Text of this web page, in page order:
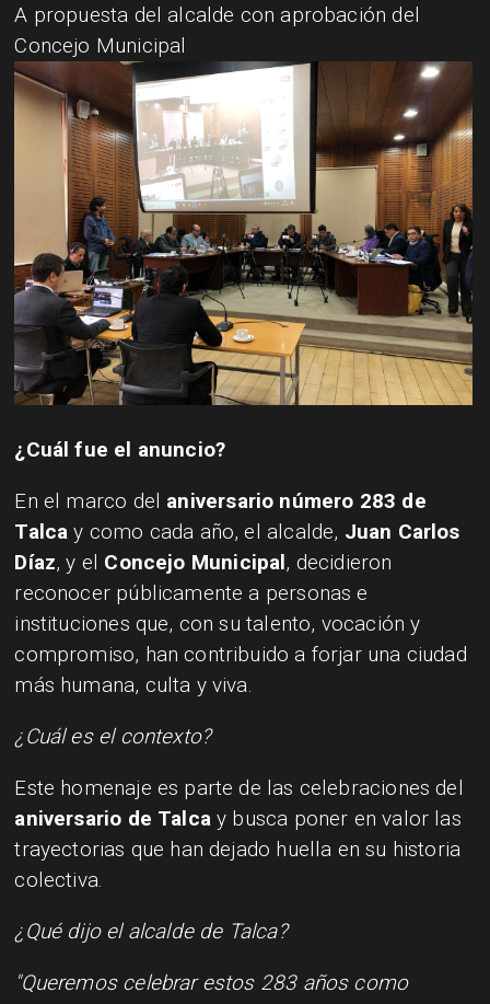
A propuesta del alcalde con aprobación del
Concejo Municipal
¿Cuál fue el anuncio?
En el marco del aniversario número 283 de
Talca y como cada año, el alcalde, Juan Carlos
Díaz, y el Concejo Municipal, decidieron
reconocer públicamente a personas e
instituciones que, con su talento, vocación y
compromiso, han contribuido a forjar una ciudad
más humana, culta y viva.
¿Cuál es el contexto?
Este homenaje es parte de las celebraciones del
aniversario de Talcay busca poner en valor las
trayectorias que han dejado huella en su historia
colectiva.
¿Qué dijo el alcalde de Talca?
"Queremos celebrar estos 283 años como